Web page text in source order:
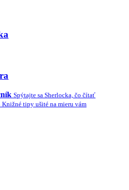
Spýtajte sa Sherlocka, čo čítať
Knižné tipy ušité na mieru vám